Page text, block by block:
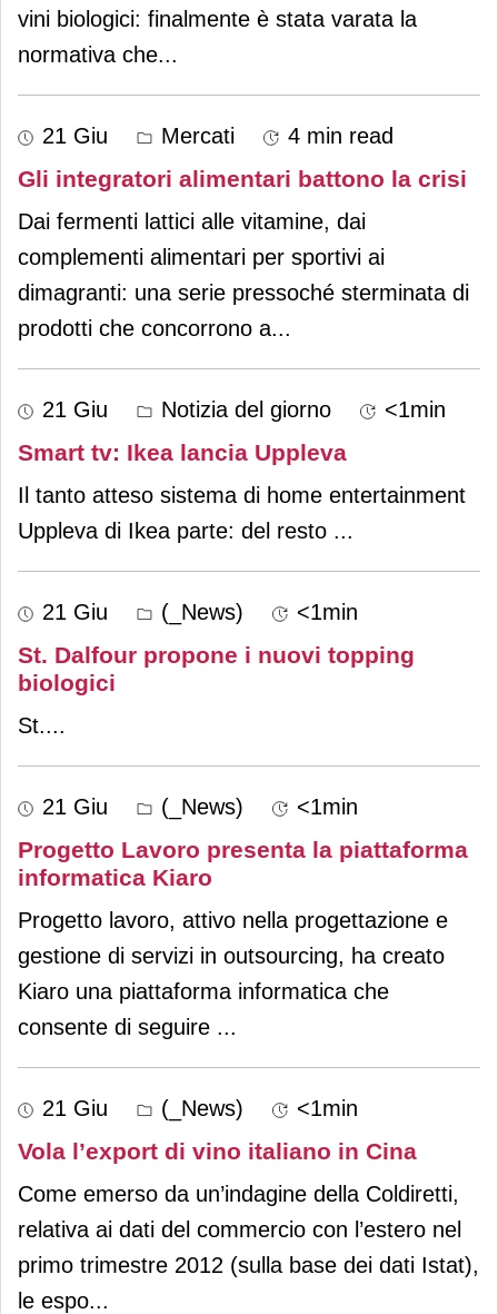
vini biologici: finalmente è stata varata la
normativa che...
21 Giu Mercati 4 min read
Gli integratori alimentari battono la crisi
Dai fermenti lattici alle vitamine, dai
complementi alimentari per sportivi ai
dimagranti: una serie pressoché sterminata di
prodotti che concorrono a...
21 Giu Notizia del giorno <1min
Smart tv: Ikea lancia Uppleva
Il tanto atteso sistema di home entertainment
Uppleva di Ikea parte: del resto ...
21 Giu (_News) <1min
St. Dalfour propone i nuovi topping
biologici
St....
21 Giu (_News) <1min
Progetto Lavoro presenta la piattaforma
informatica Kiaro
Progetto lavoro, attivo nella progettazione e
gestione di servizi in outsourcing, ha creato
Kiaro una piattaforma informatica che
consente di seguire ...
21 Giu (_News) <1min
Vola l’export di vino italiano in Cina
Come emerso da un’indagine della Coldiretti,
relativa ai dati del commercio con l’estero nel
primo trimestre 2012 (sulla base dei dati Istat),
le espo...